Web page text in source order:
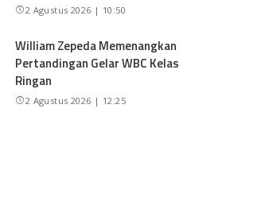
2 Agustus 2026 | 10:50
William Zepeda Memenangkan
Pertandingan Gelar WBC Kelas
Ringan
2 Agustus 2026 | 12:25